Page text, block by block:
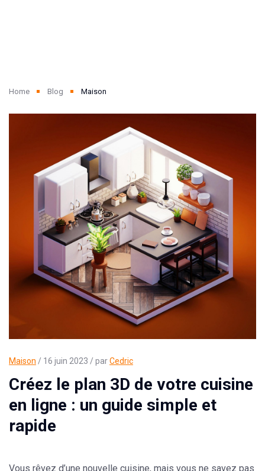
Home Blog Maison
Maison / 16 juin 2023 / parCedric
Créez le plan 3D de votre cuisine
en ligne : un guide simple et
rapide
Vous rêvez d’une nouvelle cuisine, mais vous ne savez pas